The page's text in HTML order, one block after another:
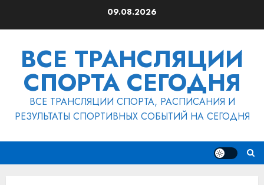
09.08.2026
ВСЕ ТРАНСЛЯЦИИ
СПОРТА СЕГОДНЯ
ВСЕ ТРАНСЛЯЦИИ СПОРТА, РАСПИСАНИЯ И
РЕЗУЛЬТАТЫ СПОРТИВНЫХ СОБЫТИЙ НА СЕГОДНЯ